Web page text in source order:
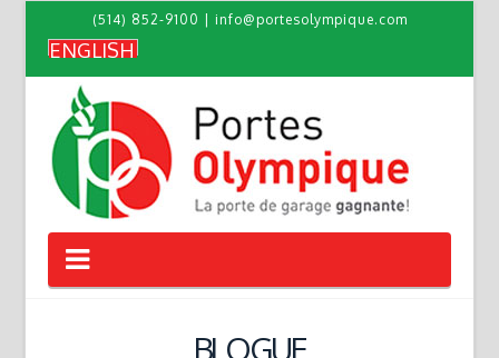
(514) 852-9100 info@portesolympique.com
ENGLISH
Navigation
BLOGUE